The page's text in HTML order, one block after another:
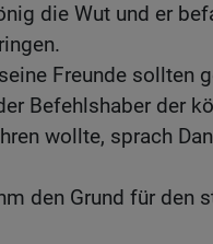
die Wut und er
Freunde sollten
Befehlshaber der
wollte, sprach
den Grund für den